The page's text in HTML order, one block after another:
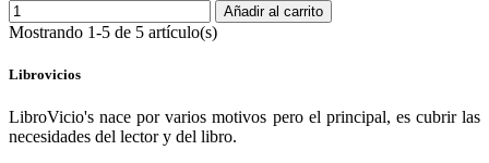
Añadir al carrito
Mostrando 1-5 de 5 artículo(s)
Librovicios
LibroVicio's nace por varios motivos pero el principal, es cubrir las
necesidades del lector y del libro.